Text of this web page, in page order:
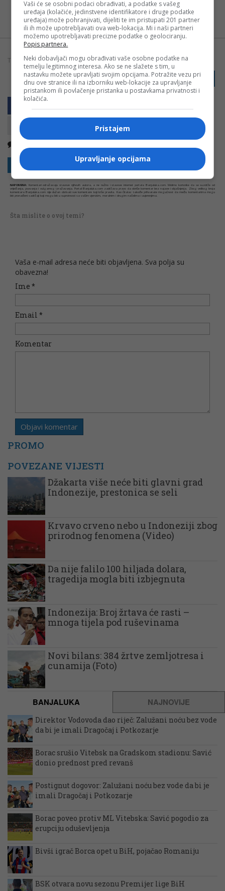
Možete nas pratiti i putem aplikacije za
Android
TAGOVI: BANJALUČANKA FILMOVI INDONEZIJA
PRIJAVI GREŠKU
Kopirati
Sakrij sve komentare Prikaži komentare
NAPOMENA: Komentari odražavaju stavove njihovih autora, a ne nužno i stavove internet portala Banjaluka.com. Molimo korisnike da se suzdrže od
vrijeđanja, psovanja i vulgarnog izražavanja. Portal Banjaluka.com zadržava pravo da obriše komentar bez najave i objašnjenja. Zbog velikog broja
komentara Banjaluka.com nije dužan obrisati sve komentare koji krše pravila. Kao čitalac takođe prihvatate mogućnost da među komentarima mogu
biti pronađeni sadržaji koji mogu biti u suprotnosti sa vašim vjerskim, moralnim i drugim načelima i uvjerenjima.
Šta mislite o ovoj temi?
Vaša e-mail adresa neće biti objavljena. Sva polja su
obavezna!
Ime *
Email *
Komentar
PROMO
POVEZANE VIJESTI
Džakarta više neće biti glavni grad
Indonezije, prestonica se seli
Krvavo crveno nebo u Indoneziji zbog
prirodnog fenomena (Video)
Da nije falilo 100 hiljada dolara,
tragedija mogla biti izbjegnuta
Indonezija: Broj žrtava će rasti –
mnoga tijela pod ruševinama
Novi bilans: 384 žrtve zemljotresa i
cunamija (Foto)
BANJALUKA NAJNOVIJE
Direktor Vodovoda dao riječ: Zalužani noću bez vode
da bi je imali Dragočaj i Potkozarje
Borac srušio Vitebsk na Gradskom stadionu: Savić
donio prednost pred revanš
Postignut dogovor: Zalužani noću bez vode da bi je
imali Dragočaj i Potkozarje
Borac poveo protiv ML Vitebska: Savić pogodio za
erupciju oduševljenja
Bivši igrač Borca opet u BiH, pojačao Romaniju
BSK otvara novu sezonu Premijer lige BiH
Vaši će se osobni podaci obrađivati, a podatke s vašeg
uređaja (kolačiće, jedinstvene identifikatore i druge podatke
uređaja) može pohranjivati, dijeliti te im pristupati 201 partner
ili ih može upotrebljavati ova web-lokacija. Mi i naši partneri
možemo upotrebljavati precizne podatke o geolociranju.
Popis partnera.
Neki dobavljači mogu obrađivati vaše osobne podatke na
temelju legitimnog interesa. Ako se ne slažete s tim, u
nastavku možete upravljati svojim opcijama. Potražite vezu pri
dnu ove stranice ili na izborniku web-lokacije za upravljanje
pristankom ili povlačenje pristanka u postavkama privatnosti i
kolačića.
Pristajem
Upravljanje opcijama